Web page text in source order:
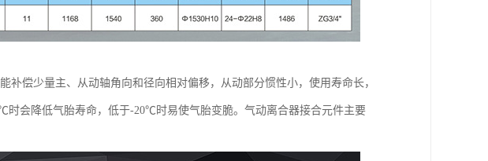
偿少量主、从动轴角向和径向相对偏移，从动部分惯性小，使用寿命长，
会降低气胎寿命，低于-20℃时易使气胎变脆。气动离合器接合元件主要